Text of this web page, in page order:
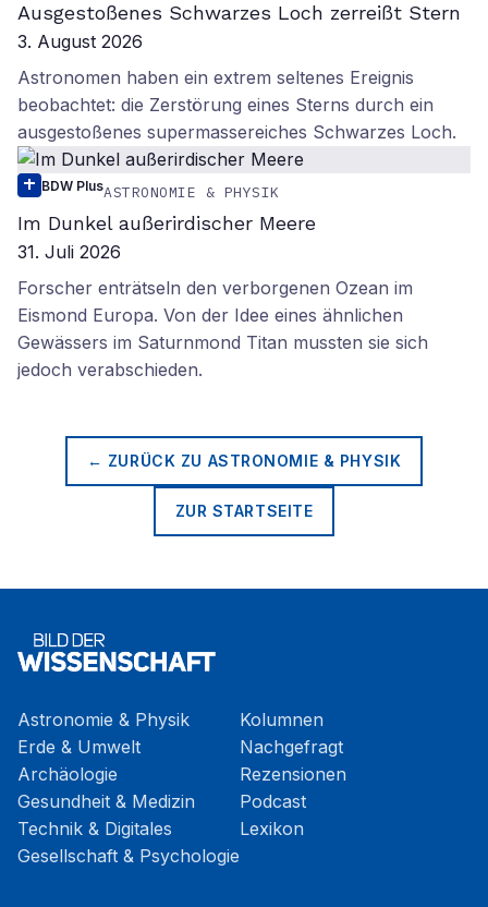
Ausgestoßenes Schwarzes Loch zerreißt Stern
3. August 2026
Astronomen haben ein extrem seltenes Ereignis
beobachtet: die Zerstörung eines Sterns durch ein
ausgestoßenes supermassereiches Schwarzes Loch.
BDW PlusASTRONOMIE & PHYSIK
Im Dunkel außerirdischer Meere
31. Juli 2026
Forscher enträtseln den verborgenen Ozean im
Eismond Europa. Von der Idee eines ähnlichen
Gewässers im Saturnmond Titan mussten sie sich
jedoch verabschieden.
← ZURÜCK ZU ASTRONOMIE & PHYSIK
ZUR STARTSEITE
Astronomie & Physik
Erde & Umwelt
Archäologie
Gesundheit & Medizin
Technik & Digitales
Gesellschaft & Psychologie
Kolumnen
Nachgefragt
Rezensionen
Podcast
Lexikon